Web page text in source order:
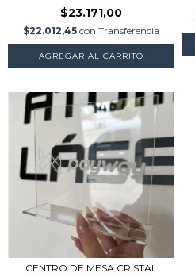
$23.171,00
$22.012,45 con Transferencia
AGREGAR AL CARRITO
CENTRO DE MESA CRISTAL